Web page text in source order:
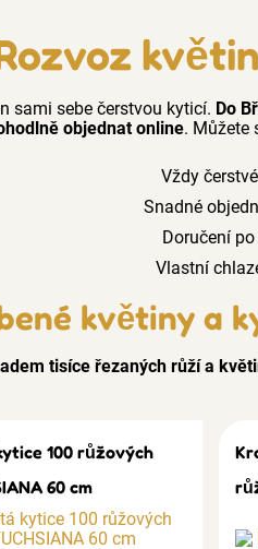
sami sebe čerstvou kyticí. Do
objednat online. Můžete
Vždy
Snadné
Doručení po
Vlastní
květiny a
tisíce řezaných růží a
100 růžových
60 cm